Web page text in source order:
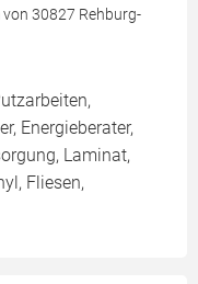
30827 Rehburg-
Energieberater,
Laminat,
Fliesen,